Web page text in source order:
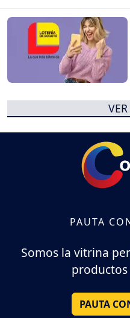
PAUTA
Somos la vitrina
PAUTA